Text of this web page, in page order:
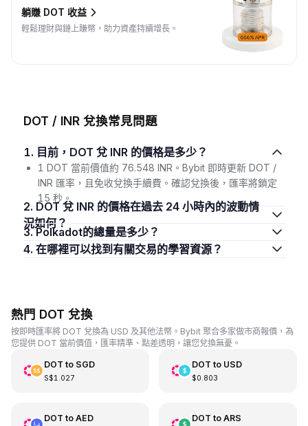
躺賺 DOT 收益
輕鬆理財與鏈上賺幣，助力資產持續增長。
DOT / INR 兌換常見問題
1. 目前，DOT 兌 INR 的價格是多少？
1 DOT 當前價值約 76.548 INR。Bybit 即時更新 DOT /
INR 匯率，且免收兌換手續費。確認兌換後，匯率將鎖定
15 秒。
2. DOT 兌 INR 的價格在過去 24 小時內的波動情
況如何？
3. Polkadot的總量是多少？
4. 在哪裡可以找到有關交易的學習資源？
熱門 DOT 兌換
按即時匯率將 DOT 兌換為 USD 及其他法幣。Bybit 聚合多家做市商報價，為
您提供 DOT 當前價值，匯率精準、點差透明，讓您兌換無憂。
DOT to SGD
S$1.027
DOT to USD
$0.803
DOT to AED DOT to ARS